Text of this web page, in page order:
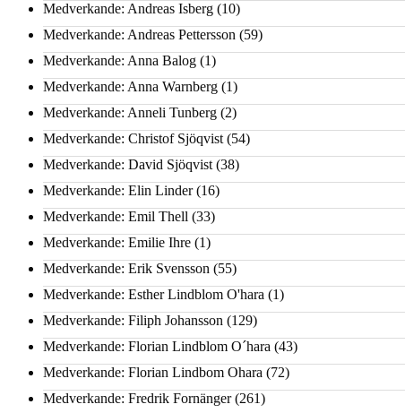
Medverkande: Andreas Isberg (10)
Medverkande: Andreas Pettersson (59)
Medverkande: Anna Balog (1)
Medverkande: Anna Warnberg (1)
Medverkande: Anneli Tunberg (2)
Medverkande: Christof Sjöqvist (54)
Medverkande: David Sjöqvist (38)
Medverkande: Elin Linder(16)
Medverkande: Emil Thell (33)
Medverkande: Emilie Ihre (1)
Medverkande: Erik Svensson (55)
Medverkande: Esther Lindblom O'hara (1)
Medverkande: Filiph Johansson (129)
Medverkande: Florian Lindblom O´hara (43)
Medverkande: Florian Lindbom Ohara (72)
Medverkande: Fredrik Fornänger(261)